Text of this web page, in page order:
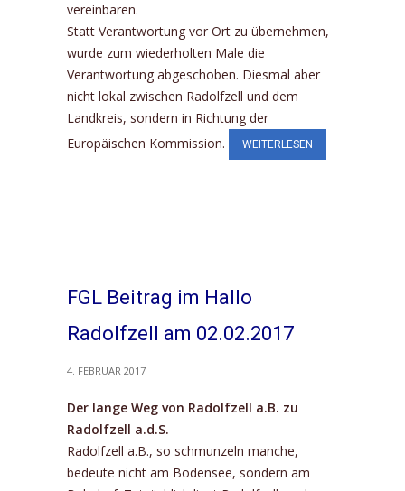
vereinbaren.
Statt Verantwortung vor Ort zu übernehmen,
wurde zum wiederholten Male die
Verantwortung abge­schoben. Diesmal aber
nicht lokal zwischen Radolfzell und dem
Landkreis, sondern in Richtung der
Europäischen Kommission.
WEITERLESEN
FGL Beitrag im Hallo
Radolfzell am 02.02.2017
4. FEBRUAR 2017
Der lange Weg von Radolfzell a.B. zu
Radolfzell a.d.S.
Radolfzell a.B., so schmunzeln manche,
bedeute nicht am Bodensee, sondern am